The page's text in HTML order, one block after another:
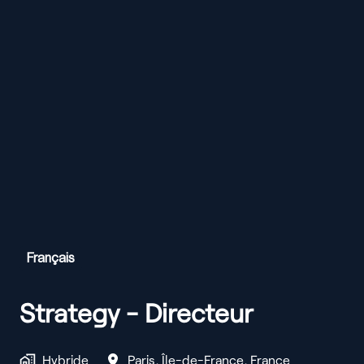
Français
Strategy - Directeur
Hybride Paris, Île-de-France, France